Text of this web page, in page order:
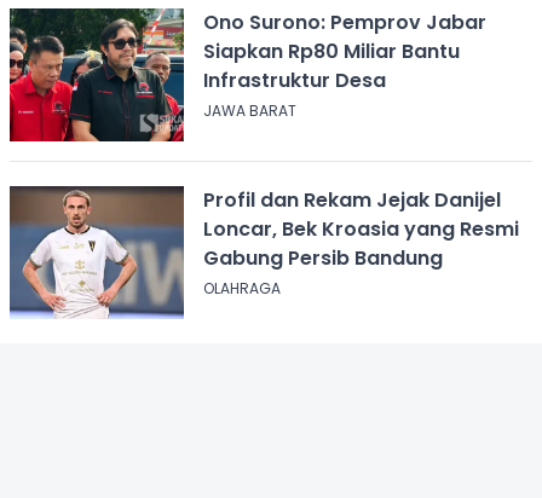
Ono Surono: Pemprov Jabar
Siapkan Rp80 Miliar Bantu
Infrastruktur Desa
JAWA BARAT
Profil dan Rekam Jejak Danijel
Loncar, Bek Kroasia yang Resmi
Gabung Persib Bandung
OLAHRAGA